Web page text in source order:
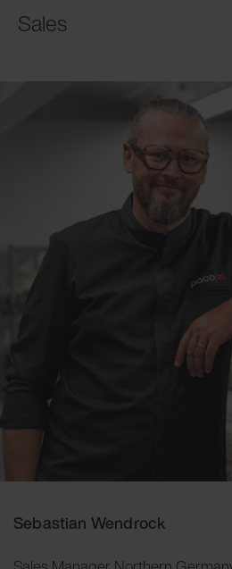
Sales
Sebastian Wendrock